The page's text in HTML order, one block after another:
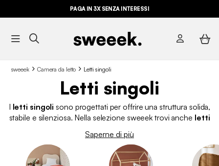
PAGA IN 3X SENZA INTERESSI
sweeek Camera da letto Letti singoli
Letti singoli
I letti singoli sono progettati per offrire una struttura solida,
stabile e silenziosa. Nella selezione sweeek trovi anche letti
sfruttare al meglio lo spazio disponibile. Sappiamo che non si
tratta solo di dormire, ma di riposare davvero: una buona base
fa la differenza.
Saperne di più